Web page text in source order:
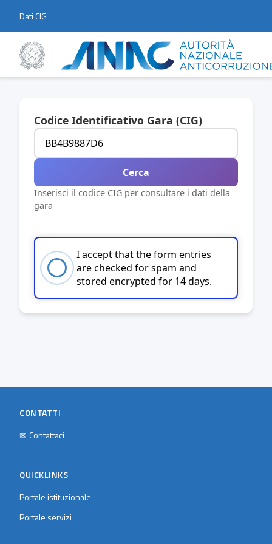
Dati CIG
Codice Identificativo Gara (CIG)
Cerca
Inserisci il codice CIG per consultare i dati della
gara
I accept that the form entries
are checked for spam and
stored encrypted for 14 days.
CONTATTI
✉ Contattaci
QUICKLINKS
Portale istituzionale
Portale servizi